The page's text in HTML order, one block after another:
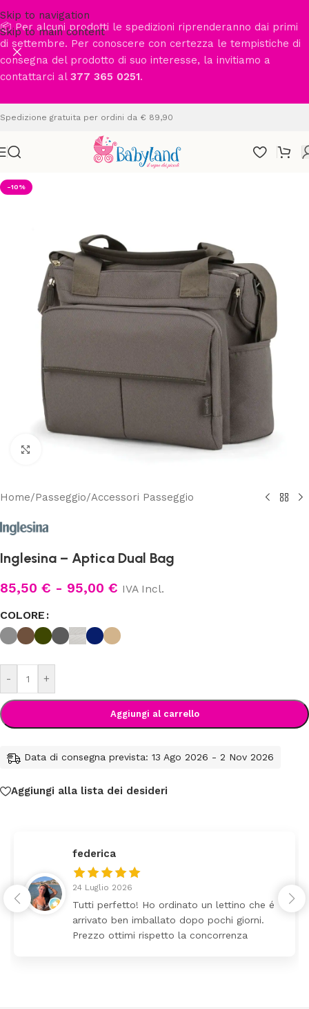
Skip to navigation
Skip to main content
📦 Per alcuni prodotti le spedizioni riprenderanno dai primi
di settembre. Per conoscere con certezza le tempistiche di
consegna del prodotto di suo interesse, la invitiamo a
contattarci al 377 365 0251.
Spedizione gratuita per ordini da € 89,90
-10%
Clicca per ingrandire
Home/Passeggio/Accessori Passeggio
Inglesina – Aptica Dual Bag
85,50 € - 95,00 € IVA Incl.
COLORE
- +
Aggiungi al carrello
Data di consegna prevista: 13 Ago 2026 - 2 Nov 2026
Aggiungi alla lista dei desideri
federica
24 Luglio 2026
Tutti perfetto! Ho ordinato un lettino che é
arrivato ben imballato dopo pochi giorni.
Prezzo ottimi rispetto la concorrenza